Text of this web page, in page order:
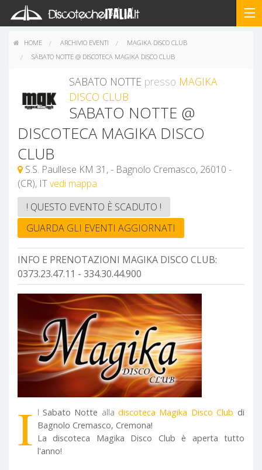
HOME ARCHIVIO EVENTI
MAGIKA DISCO CLUB
SABATO NOTTE @ DISCOTECA MAGIKA DISCO CLUB
SABATO NOTTE presso MAGIKA
DISCO CLUB
SABATO NOTTE @
DISCOTECA MAGIKA DISCO
CLUB
(CR), ITvedi mappa
! QUESTO EVENTO È SCADUTO !
GUARDA GLI EVENTI AGGIORNATI
INFO E PRENOTAZIONI MAGIKA DISCO CLUB:
0373.23.47.11 - 334.30.44.900
I l Sabato Notte alla discoteca Magika Disco Club di
Bagnolo Cremasco, Cremona!
La discoteca Magika Disco Club è aperta tutto
l'anno!